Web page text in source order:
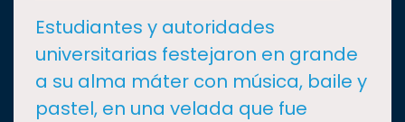
DEPORTES
I+D+I EXPERTOS
Estudiantes y autoridades
universitarias festejaron en grande
a su alma máter con música, baile y
pastel, en una velada que fue